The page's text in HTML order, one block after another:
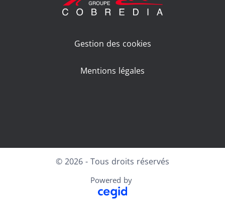
Gestion des cookies
Mentions légales
© 2026 - Tous droits réservés
Powered by